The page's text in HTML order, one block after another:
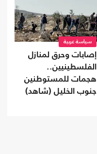
سياسة عربية
إصابات وحرق لمنازل
الفلسطينيين..
هجمات للمستوطنين
جنوب الخليل (شاهد)